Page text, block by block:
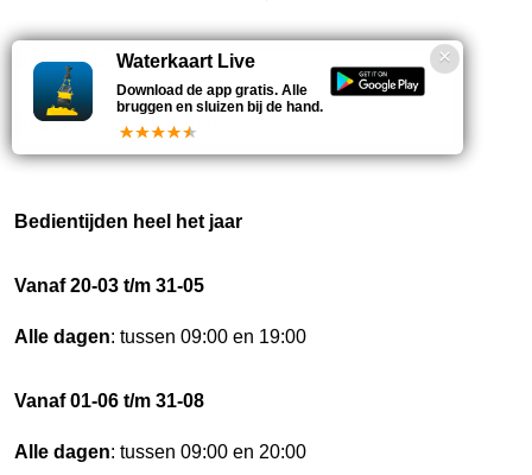
Bedientijden deze week
Alle dagen : tussen 09:00 en 20:00
Bedientijden heel het jaar
Vanaf 20-03 t/m 31-05
Alle dagen: tussen 09:00 en 19:00
Vanaf 01-06 t/m 31-08
Alle dagen: tussen 09:00 en 20:00
Waterkaart Live
Download de app gratis. Alle
bruggen en sluizen bij de hand.